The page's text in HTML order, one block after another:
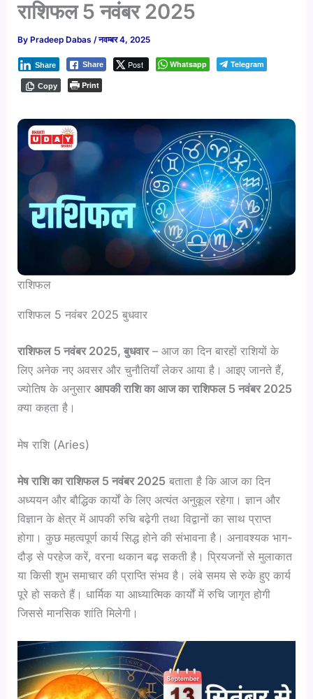
राशिफल 5 नवंबर 2025
By Pradeep Dabas/नवम्बर 4, 2025
Share Post
Share Whatsapp Telegram
Copy Print
राशिफल
राशिफल 5 नवंबर 2025 बुधवार
राशिफल 5 नवंबर 2025, बुधवार– आज का दिन बारहों राशियों के
लिए अनेक नए अवसर और चुनौतियाँ लेकर आया है। आइए जानते हैं,
ज्योतिष के अनुसारआपकी राशि का आज का राशिफल 5 नवंबर 2025
क्या कहता है।
मेष राशि (Aries)
मेष राशि का राशिफल 5 नवंबर 2025 बताता है कि आज का दिन
अध्ययन और बौद्धिक कार्यों के लिए अत्यंत अनुकूल रहेगा। ज्ञान और
विज्ञान के क्षेत्र में आपकी रुचि बढ़ेगी तथा विद्वानों का साथ प्राप्त
होगा। कुछ महत्वपूर्ण कार्य सिद्ध होने की संभावना है। अनावश्यक भाग-
दौड़ से परहेज करें, वरना थकान बढ़ सकती है। प्रियजनों से मुलाकात
या किसी शुभ समाचार की प्राप्ति संभव है। लंबे समय से रुके हुए कार्य
पूरे हो सकते हैं। धार्मिक या आध्यात्मिक कार्यों में रुचि जागृत होगी
जिससे मानसिक शांति मिलेगी।